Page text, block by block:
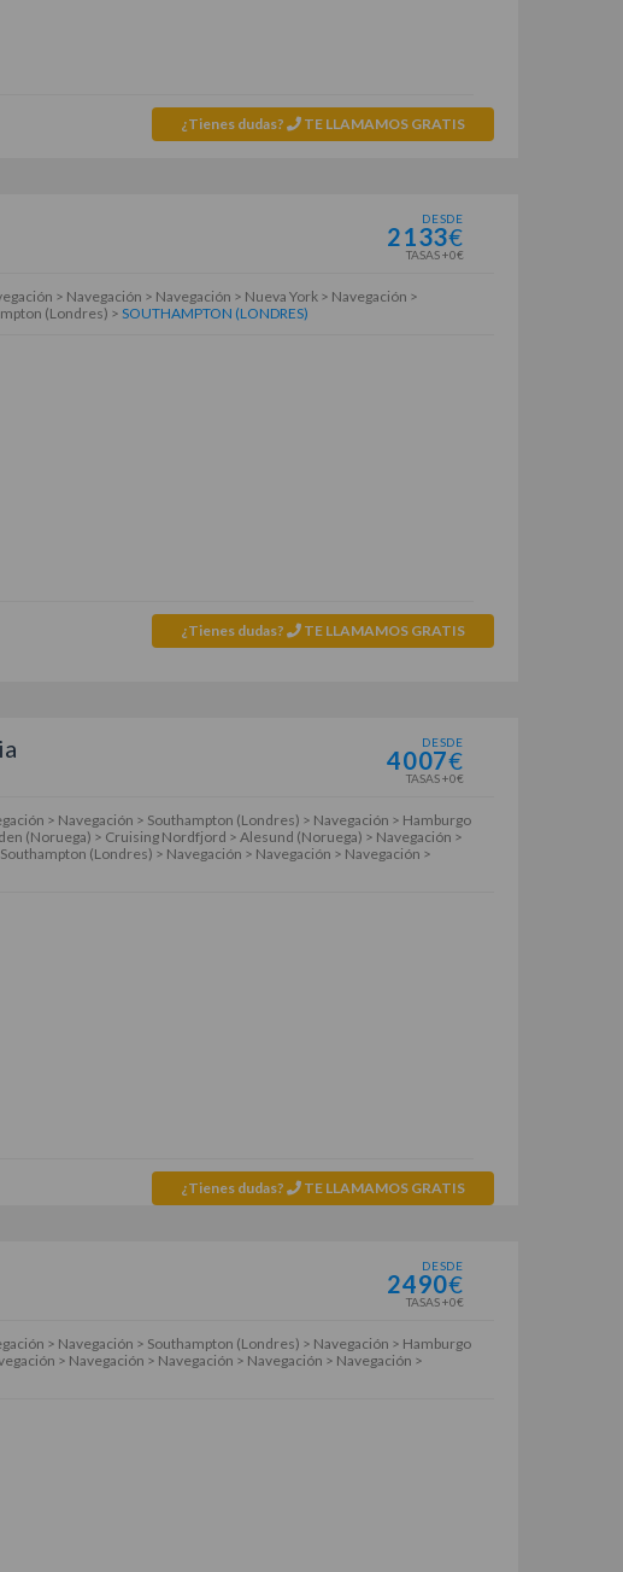
¿Tienes dudas? TE LLAMAMOS GRATIS
DESDE
2133€
TASAS +0€
> Navegación > Navegación > Nueva York > Navegación >
(Londres) > SOUTHAMPTON (LONDRES)
¿Tienes dudas? TE LLAMAMOS GRATIS
DESDE
4007€
TASAS +0€
> Navegación > Southampton (Londres) > Navegación > Hamburgo
(Noruega) > Cruising Nordfjord > Alesund (Noruega) > Navegación >
(Londres) > Navegación > Navegación > Navegación >
¿Tienes dudas? TE LLAMAMOS GRATIS
DESDE
2490€
TASAS +0€
> Navegación > Southampton (Londres) > Navegación > Hamburgo
> Navegación > Navegación > Navegación > Navegación >